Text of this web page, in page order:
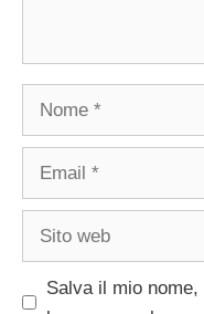
Salva il mio